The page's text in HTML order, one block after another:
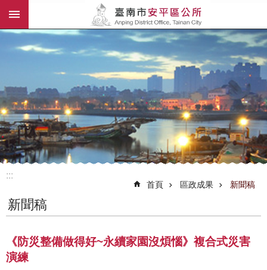
跳到主要內容區塊
:::
首頁 區政成果 新聞稿
新聞稿
《防災整備做得好~永續家園沒煩惱》複合式災害
演練